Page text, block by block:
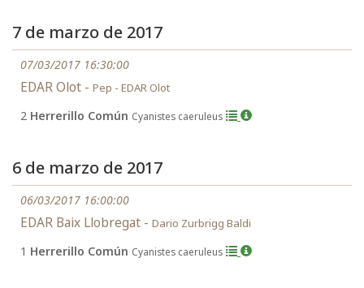
7 de marzo de 2017
07/03/2017 16:30:00
EDAR Olot - Pep - EDAR Olot
2 Herrerillo Común Cyanistes caeruleus
6 de marzo de 2017
06/03/2017 16:00:00
EDAR Baix Llobregat - Dario Zurbrigg Baldi
1 Herrerillo Común Cyanistes caeruleus